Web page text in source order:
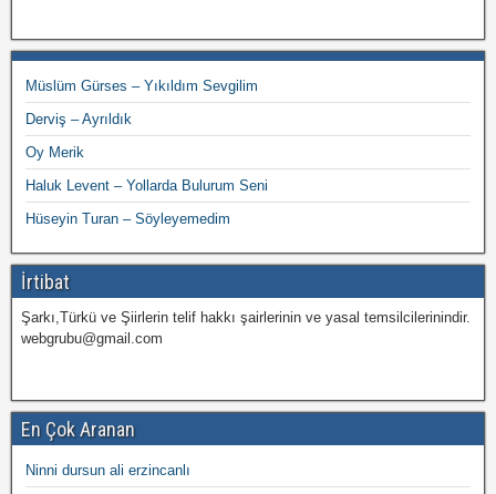
Müslüm Gürses – Yıkıldım Sevgilim
Derviş – Ayrıldık
Oy Merik
Haluk Levent – Yollarda Bulurum Seni
Hüseyin Turan – Söyleyemedim
İrtibat
Şarkı,Türkü ve Şiirlerin telif hakkı şairlerinin ve yasal temsilcilerinindir.
webgrubu@gmail.com
En Çok Aranan
Ninni dursun ali erzincanlı